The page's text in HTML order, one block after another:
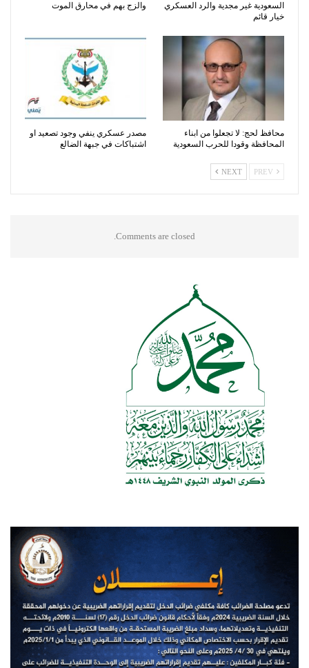
السعودية غير مجدية والرد العسكري
خيار قائم
والزج بهم في محارق الموت
محافظ لحج: لا تجعلوا من ابناء
المحافظة وقودا للحرب السعودية
مصدر عسكري ينفي وجود تصعيد او
اشتباكات في جبهة الضالع
NEXT
Comments are closed.